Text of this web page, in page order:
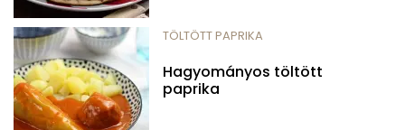
TÖLTÖTT PAPRIKA
Hagyományos töltött
paprika